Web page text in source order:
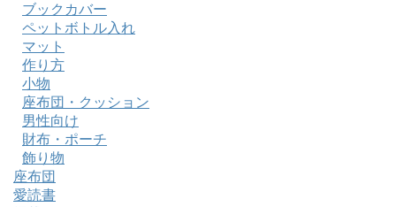
ブックカバー
ペットボトル入れ
マット
作り方
小物
座布団・クッション
男性向け
財布・ポーチ
飾り物
座布団
愛読書